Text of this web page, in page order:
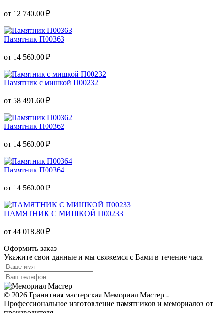
от 12 740.00 ₽
Памятник П00363
от 14 560.00 ₽
Памятник с мишкой П00232
от 58 491.60 ₽
Памятник П00362
от 14 560.00 ₽
Памятник П00364
от 14 560.00 ₽
ПАМЯТНИК С МИШКОЙ П00233
от 44 018.80 ₽
Оформить заказ
Укажите свои данные и мы свяжемся с Вами в течение часа
© 2026 Гранитная мастерская Мемориал Мастер -
Профессиональное изготовление памятников и мемориалов от